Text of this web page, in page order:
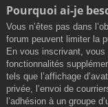
Pourquoi ai-je
Vous n’êtes pas dans
forum peuvent limiter la
En vous inscrivant,
fonctionnalités
tels que l’affichage
privée, l’envoi de
l’adhésion à un groupe